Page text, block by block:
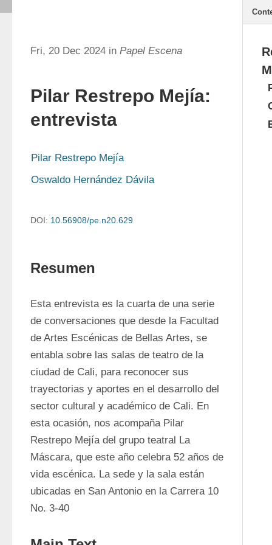
Fri, 20 Dec 2024 in Papel Escena
Pilar Restrepo Mejía:
entrevista
Pilar Restrepo Mejía
Oswaldo Hernández Dávila
DOI: 10.56908/pe.n20.629
Resumen
Esta entrevista es la cuarta de una serie
de conversaciones que desde la Facultad
de Artes Escénicas de Bellas Artes, se
entabla sobre las salas de teatro de la
ciudad de Cali, para reconocer sus
trayectorias y aportes en el desarrollo del
sector cultural y académico de Cali. En
esta ocasión, nos acompaña Pilar
Restrepo Mejía del grupo teatral La
Máscara, que este año celebra 52 años de
vida escénica. La sede y la sala están
ubicadas en San Antonio en la Carrera 10
No. 3-40